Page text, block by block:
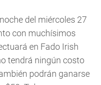
del miércoles 27
con muchísimos
en Fado Irish
tendrá ningún costo
podrán ganarse